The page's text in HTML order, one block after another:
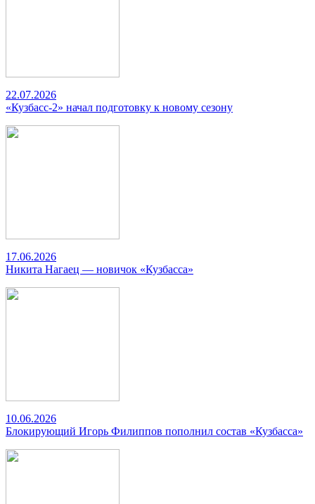
22.07.2026
«Кузбасс-2» начал подготовку к новому сезону
17.06.2026
Никита Нагаец — новичок «Кузбасса»
10.06.2026
Блокирующий Игорь Филиппов пополнил состав «Кузбасса»